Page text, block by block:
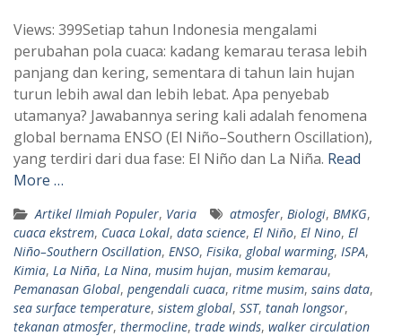
a
t
s
A
p
p
l
e
g
r
a
m
Views: 399Setiap tahun Indonesia mengalami
perubahan pola cuaca: kadang kemarau terasa lebih
panjang dan kering, sementara di tahun lain hujan
turun lebih awal dan lebih lebat. Apa penyebab
utamanya? Jawabannya sering kali adalah fenomena
global bernama ENSO (El Niño–Southern Oscillation),
yang terdiri dari dua fase: El Niño dan La Niña. Read
More …
Artikel Ilmiah Populer, Varia atmosfer, Biologi, BMKG,
cuaca ekstrem, Cuaca Lokal, data science, El Niño, El Nino, El
Niño–Southern Oscillation, ENSO, Fisika, global warming, ISPA,
Kimia, La Niña, La Nina, musim hujan, musim kemarau,
Pemanasan Global, pengendali cuaca, ritme musim, sains data,
sea surface temperature, sistem global, SST, tanah longsor,
tekanan atmosfer, thermocline, trade winds, walker circulation